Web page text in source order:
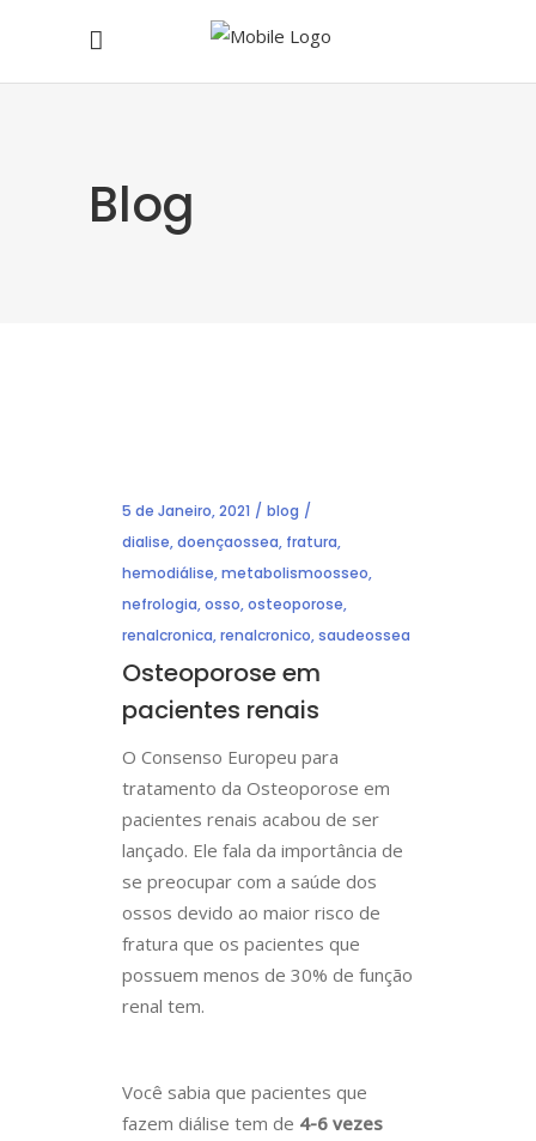
Blog
5 de Janeiro, 2021
blog
dialise,doençaossea, fratura,
hemodiálise,metabolismoosseo,
nefrologia,osso,osteoporose,
renalcronica,renalcronico,saudeossea
Osteoporose em
pacientes renais
O Consenso Europeu para
tratamento da Osteoporose em
pacientes renais acabou de ser
lançado. Ele fala da importância de
se preocupar com a saúde dos
ossos devido ao maior risco de
fratura que os pacientes que
possuem menos de 30% de função
renal tem.
Você sabia que pacientes que
fazem diálise tem de 4-6 vezes